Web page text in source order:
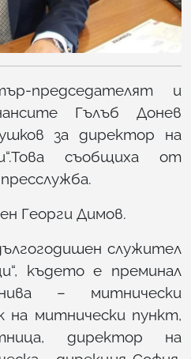
председателят и
Гълъб Донев
за директор на
съобщиха от
Георги Димов.
служител
където е преминал
– митнически
на митнически пункт,
директор на